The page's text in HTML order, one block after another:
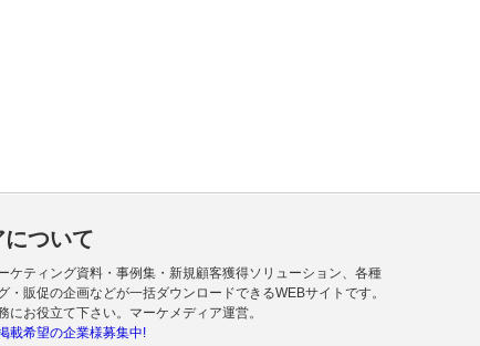
ついて
ケティング資料・事例集・新規顧客獲得ソリューション、各種
・販促の企画などが一括ダウンロードできるWEBサイトです。
にお役立て下さい。マーケメディア運営。
載希望の企業様募集中!